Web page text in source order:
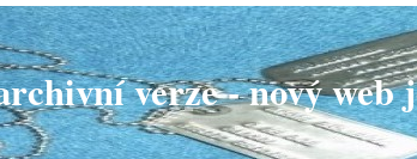
verze - nový web